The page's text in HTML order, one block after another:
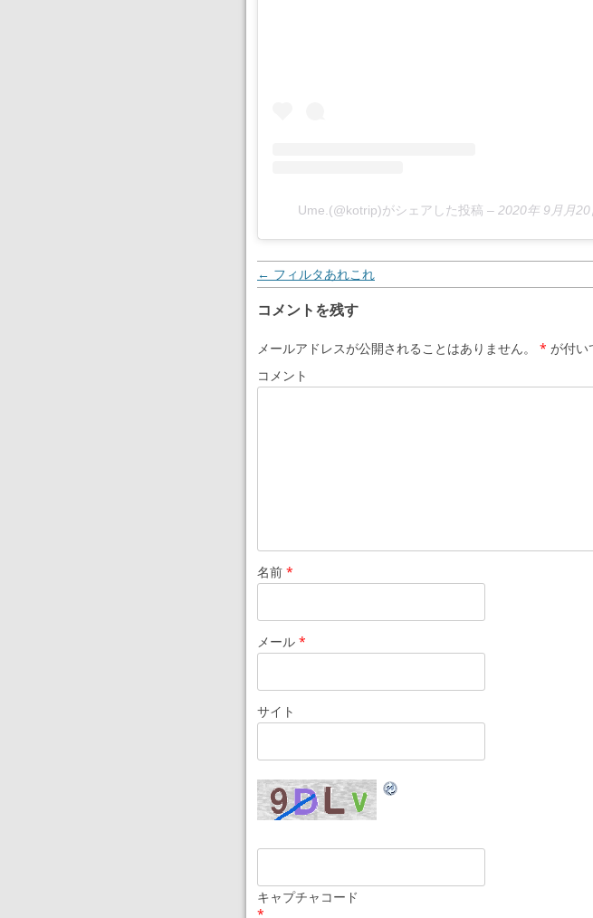
Ume.(@kotrip)がシェアした投稿 – 2020年 9月月
投稿ナビゲーション
← フィルタあれこれ
コメントを残す
メールアドレスが公開されることはありません。 * が付い
コメント
名前 *
メール *
サイト
キャプチャコード
*